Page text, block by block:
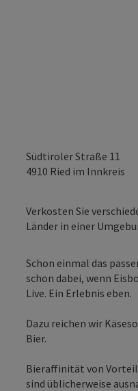
Südtiroler Straße 11
4910 Ried im Innkreis
Verkosten Sie
Länder in einer
Schon einmal das
schon dabei, wenn
Live. Ein Erlebnis eben.
Dazu reichen wir
Bier.
Bieraffinität von
sind üblicherweise